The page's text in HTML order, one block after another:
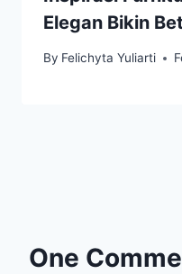
Elegan Bikin
By Felichyta Yuliarti
One